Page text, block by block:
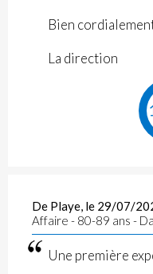
Bien
La direction
De Playe, le 29/07/
Affaire - 80-89 ans -
Une première